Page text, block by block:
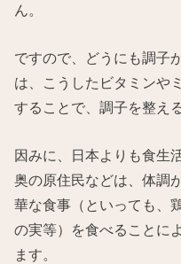
ん。
ですので、どうにも調
は、こうしたビタミンや
することで、調子を整え
因みに、日本よりも食生
奥の原住民などは、体調
華な食事（といっても、
の実等）を食べることに
ます。